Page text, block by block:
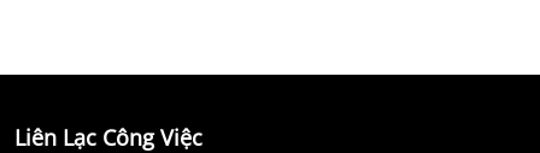
Liên Lạc Công Việc